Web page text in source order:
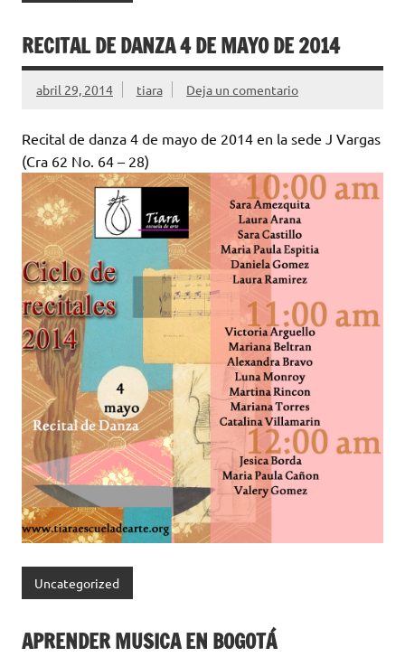
RECITAL DE DANZA 4 DE MAYO DE 2014
abril 29, 2014 tiara Deja un comentario
Recital de danza 4 de mayo de 2014 en la sede J Vargas
(Cra 62 No. 64 – 28)
Uncategorized
APRENDER MUSICA EN BOGOTÁ